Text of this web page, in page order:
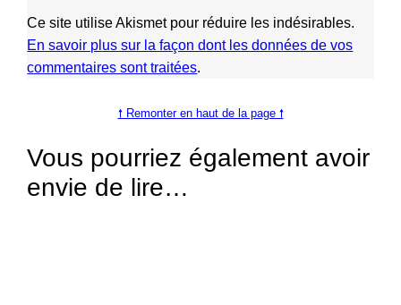
Ce site utilise Akismet pour réduire les indésirables.
En savoir plus sur la façon dont les données de vos
commentaires sont traitées.
🠕 Remonter en haut de la page 🠕
Vous pourriez également avoir
envie de lire…